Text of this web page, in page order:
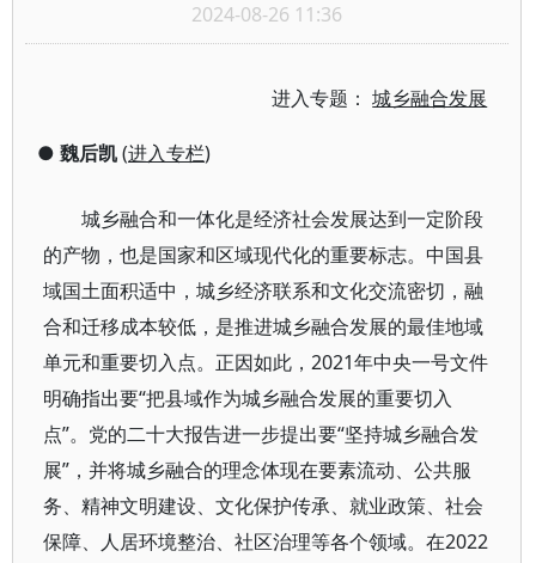
2024-08-26 11:36
进入专题：城乡融合发展
● 魏后凯(进入专栏)
城乡融合和一体化是经济社会发展达到一定阶段
的产物，也是国家和区域现代化的重要标志。中国县
域国土面积适中，城乡经济联系和文化交流密切，融
合和迁移成本较低，是推进城乡融合发展的最佳地域
单元和重要切入点。正因如此，2021年中央一号文件
明确指出要“把县域作为城乡融合发展的重要切入
点”。党的二十大报告进一步提出要“坚持城乡融合发
展”，并将城乡融合的理念体现在要素流动、公共服
务、精神文明建设、文化保护传承、就业政策、社会
保障、人居环境整治、社区治理等各个领域。在2022